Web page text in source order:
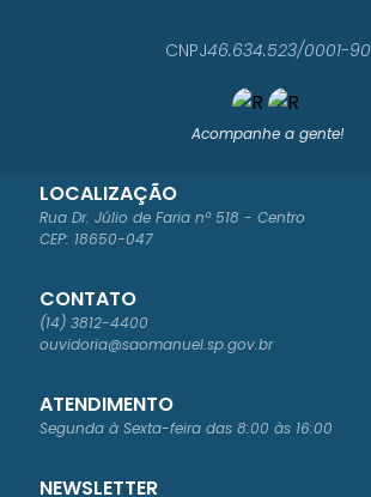
Acompanhe a gente!
LOCALIZAÇÃO
Rua Dr. Júlio de Faria nº 518 - Centro
CEP: 18650-047
CONTATO
(14) 3812-4400
ouvidoria@saomanuel.sp.gov.br
ATENDIMENTO
Segunda à Sexta-feira das 8:00 às 16:00
CNPJ46.634.523/0001-90
NEWSLETTER